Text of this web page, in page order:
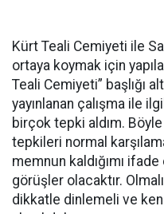
Kürt Teali Cemiyeti ile
ortaya koymak için
Teali Cemiyeti” başlığı
yayınlanan çalışma ile
birçok tepki aldım.
tepkileri normal
memnun kaldığımı
görüşler olacaktır.
dikkatle dinlemeli ve